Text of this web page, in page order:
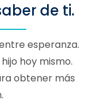
de ti.
esperanza.
hoy mismo.
obtener más